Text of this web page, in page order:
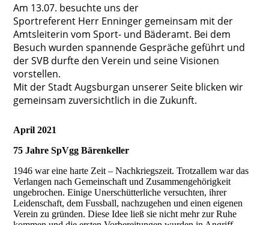
Am 13.07. besuchte uns der
Sportreferent Herr Enninger gemeinsam mit der
Amtsleiterin vom Sport- und Bäderamt. Bei dem
Besuch wurden spannende Gespräche geführt und
der SVB durfte den Verein und seine Visionen
vorstellen.
Mit der Stadt Augsburgan unserer Seite blicken wir
gemeinsam zuversichtlich in die Zukunft.
April2021
75 Jahre SpVgg Bärenkeller
1946 war eine harte Zeit – Nachkriegszeit. Trotzallem war das
Verlangen nach Gemeinschaft und Zusammengehörigkeit
ungebrochen. Einige Unerschütterliche versuchten, ihrer
Leidenschaft, dem Fussball, nachzugehen und einen eigenen
Verein zu gründen. Diese Idee ließ sie nicht mehr zur Ruhe